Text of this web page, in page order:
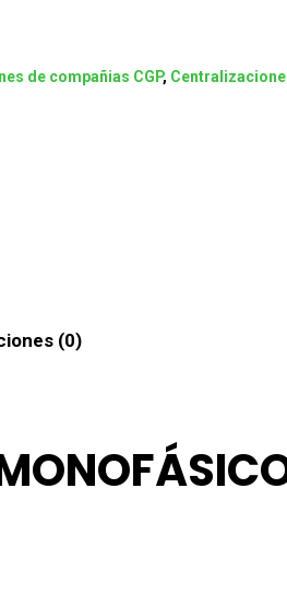
de compañias CGP,
(0)